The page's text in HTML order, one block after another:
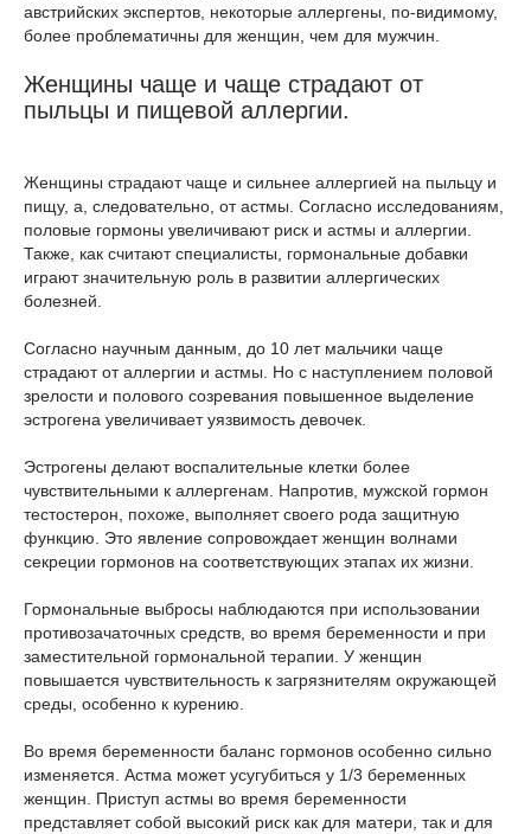
австрийских экспертов, некоторые аллергены, по-видимому,
более проблематичны для женщин, чем для мужчин.
Женщины чаще и чаще страдают от
пыльцы и пищевой аллергии.
Женщины страдают чаще и сильнее аллергией на пыльцу и
пищу, а, следовательно, от астмы. Согласно исследованиям,
половые гормоны увеличивают риск и астмы и аллергии.
Также, как считают специалисты, гормональные добавки
играют значительную роль в развитии аллергических
болезней.
Согласно научным данным, до 10 лет мальчики чаще
страдают от аллергии и астмы. Но с наступлением половой
зрелости и полового созревания повышенное выделение
эстрогена увеличивает уязвимость девочек.
Эстрогены делают воспалительные клетки более
чувствительными к аллергенам. Напротив, мужской гормон
тестостерон, похоже, выполняет своего рода защитную
функцию. Это явление сопровождает женщин волнами
секреции гормонов на соответствующих этапах их жизни.
Гормональные выбросы наблюдаются при использовании
противозачаточных средств, во время беременности и при
заместительной гормональной терапии. У женщин
повышается чувствительность к загрязнителям окружающей
среды, особенно к курению.
Во время беременности баланс гормонов особенно сильно
изменяется. Астма может усугубиться у 1/3 беременных
женщин. Приступ астмы во время беременности
представляет собой высокий риск как для матери, так и для